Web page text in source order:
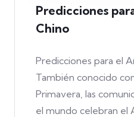
Predicciones
Chino
Predicciones para el
También conocido
Primavera, las
el mundo celebran el